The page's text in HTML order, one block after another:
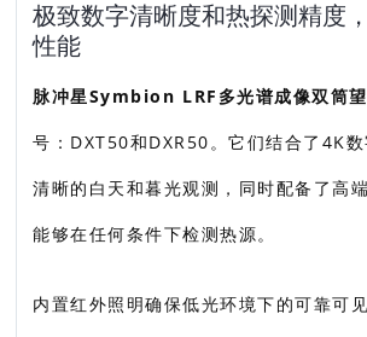
极致数字清晰度和热探测精度
性能
脉冲星Symbion LRF多光谱成像双筒
号：DXT50和DXR50。它们结合了4K
清晰的白天和暮光观测，同时配备了高
能够在任何条件下检测热源。
内置红外照明确保低光环境下的可靠可